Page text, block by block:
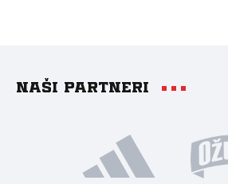
Naši partneri